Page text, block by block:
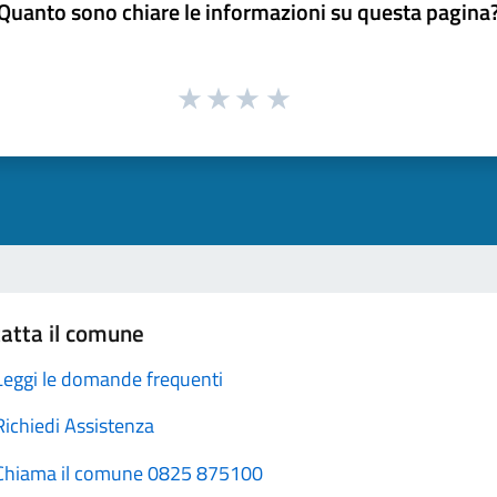
sono chiare le informazioni su questa
il comune
le domande frequenti
Assistenza
il comune 0825 875100